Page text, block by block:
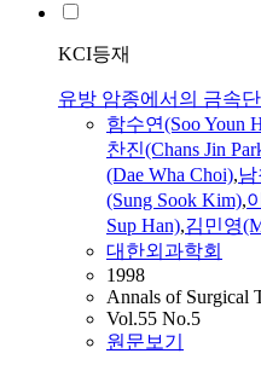
KCI등재
유방 암종에서의 금속
함수연(Soo Youn
찬진(Chans Jin
(Dae Wha Choi),남
(Sung Sook Kim),
Sup Han),김민영
대한외과학회
1998
Annals of Surgical
Vol.55 No.5
원문보기